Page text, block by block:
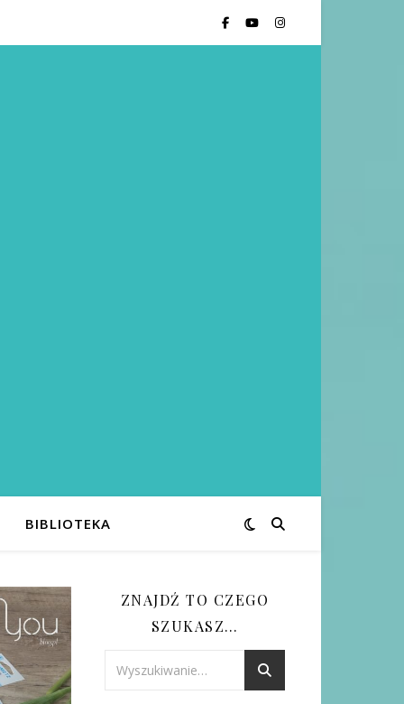
BIBLIOTEKA
ZNAJDŹ TO CZEGO
SZUKASZ…